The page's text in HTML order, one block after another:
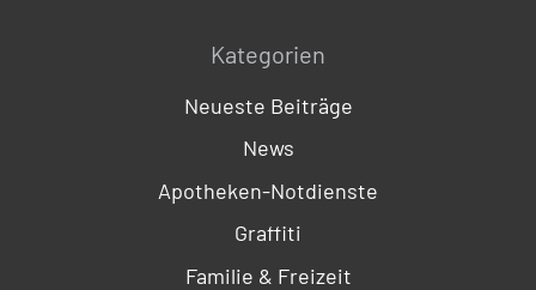
Kategorien
Neueste Beiträge
News
Apotheken-Notdienste
Graffiti
Familie & Freizeit